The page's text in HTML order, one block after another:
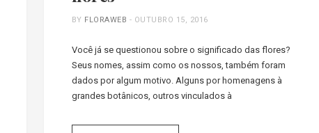
BY FLORAWEB - OUTUBRO 15, 2016
Você já se questionou sobre o significado das flores?
Seus nomes, assim como os nossos, também foram
dados por algum motivo. Alguns por homenagens à
grandes botânicos, outros vinculados à